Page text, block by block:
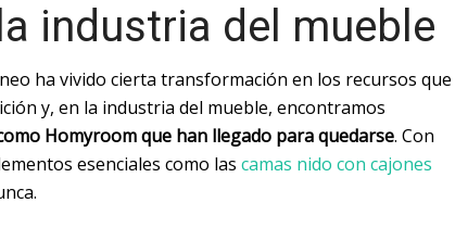
industria del mueble
ha vivido cierta transformación en los recursos que
y, en la industria del mueble, encontramos
Homyroom que han llegado para quedarse. Con
esenciales como las camas nido con cajones